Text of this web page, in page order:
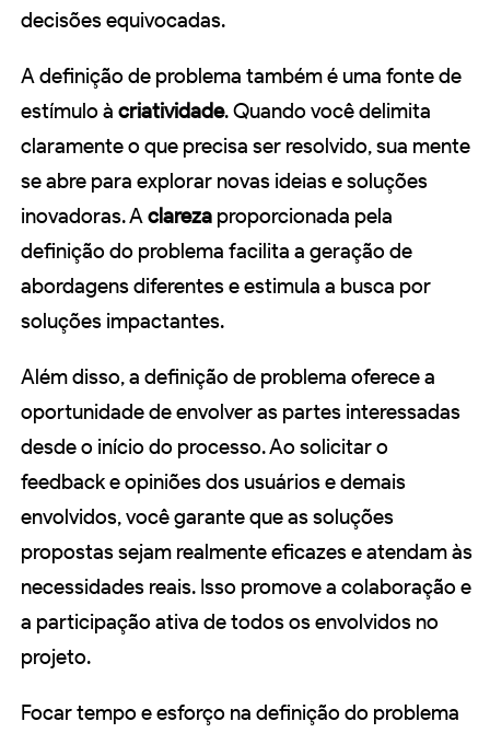
decisões equivocadas.
A definição de problema também é uma fonte de
estímulo à criatividade. Quando você delimita
claramente o que precisa ser resolvido, sua mente
se abre para explorar novas ideias e soluções
inovadoras. Aclareza proporcionada pela
definição do problema facilita a geração de
abordagens diferentes e estimula a busca por
soluções impactantes.
Além disso, a definição de problema oferece a
oportunidade de envolver as partes interessadas
desde o início do processo. Ao solicitar o
feedback e opiniões dos usuários e demais
envolvidos, você garante que as soluções
propostas sejam realmente eficazes e atendam às
necessidades reais. Isso promove a colaboração e
a participação ativa de todos os envolvidos no
projeto.
Focar tempo e esforço na definição do problema